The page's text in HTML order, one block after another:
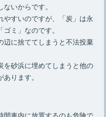
いからです。
やすいのですが、「炭」は永
ミ」なのです。
辺に捨ててしまうと不法投棄
を砂浜に埋めてしまうと他の
ります。
間車内に放置するのも危険で